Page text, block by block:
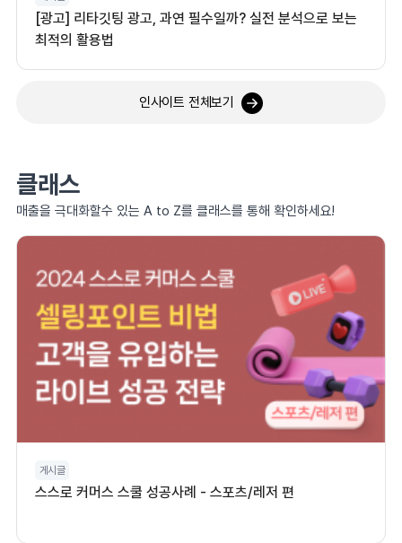
[광고] 리타깃팅 광고, 과연 필수일까? 실전 분석으로 보는
최적의 활용법
인사이트 전체보기
클래스
매출을 극대화할수 있는 A to Z를 클래스를 통해 확인하세요!
게시글
스스로 커머스 스쿨 성공사례 - 스포츠/레저 편